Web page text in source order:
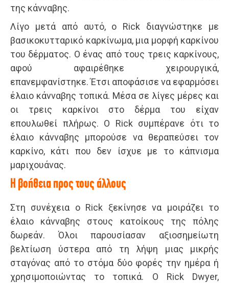
της κάνναβης.
Λίγο μετά από αυτό, ο Rick διαγνώστηκε με
βασικοκυτταρικό καρκίνωμα, μια μορφή καρκίνου
του δέρματος. Ο ένας από τους τρεις καρκίνους,
αφού αφαιρέθηκε χειρουργικά,
επανεμφανίστηκε. Έτσι αποφάσισε να εφαρμόσει
έλαιο κάνναβης τοπικά. Μέσα σε λίγες μέρες και
οι τρεις καρκίνοι στο δέρμα του είχαν
επουλωθεί πλήρως. Ο Rick συμπέρανε ότι το
έλαιο κάνναβης μπορούσε να θεραπεύσει τον
καρκίνο, κάτι που δεν ίσχυε με το κάπνισμα
μαριχουάνας.
Η βοήθεια προς τους άλλους
Στη συνέχεια ο Rick ξεκίνησε να μοιράζει το
έλαιο κάνναβης στους κατοίκους της πόλης
δωρεάν. Όλοι παρουσίασαν αξιοσημείωτη
βελτίωση ύστερα από τη λήψη μιας μικρής
σταγόνας από το στόμα δύο φορές την ημέρα ή
χρησιμοποιώντας το τοπικά. Ο Rick Dwyer,